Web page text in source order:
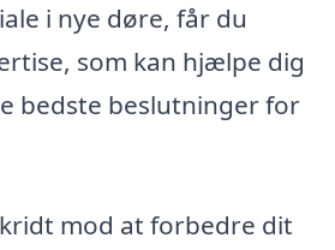
i nye døre, får du
som kan hjælpe dig
bedste beslutninger for
mod at forbedre dit